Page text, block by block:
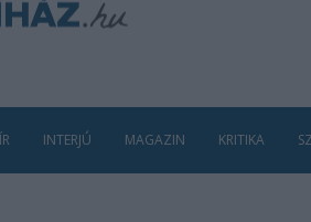
INTERJÚ MAGAZIN KRITIKA